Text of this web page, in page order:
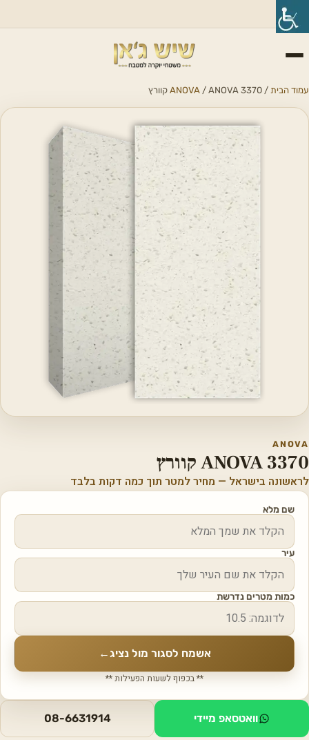
עמוד הבית /
ANOVA / ANOVA 3370 קוורץ
ANOVA
ANOVA 3370 קוורץ
לראשונה בישראל — מחיר למטר תוך כמה דקות בלבד
שם מלא
עיר
כמות מטרים נדרשת
אשמח לסגור מול נציג←
** בכפוף לשעות הפעילות **
וואטסאפ מיידי 08-6631914